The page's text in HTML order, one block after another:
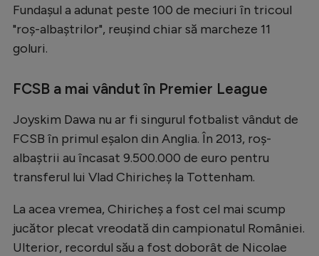
Fundașul a adunat peste 100 de meciuri în tricoul
"roș-albaștrilor", reușind chiar să marcheze 11
goluri.
FCSB a mai vândut în Premier League
Joyskim Dawa nu ar fi singurul fotbalist vândut de
FCSB în primul eșalon din Anglia. În 2013, roș-
albaștrii au încasat 9.500.000 de euro pentru
transferul lui Vlad Chiricheș la Tottenham.
La acea vremea, Chiricheș a fost cel mai scump
jucător plecat vreodată din campionatul României.
Ulterior, recordul său a fost doborât de Nicolae